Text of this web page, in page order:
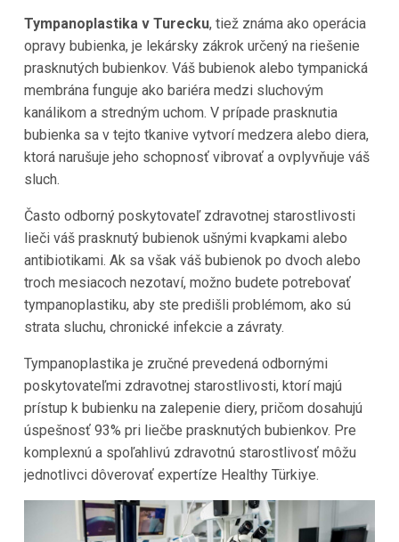
Tympanoplastika v Turecku, tiež známa ako operácia
opravy bubienka, je lekársky zákrok určený na riešenie
prasknutých bubienkov. Váš bubienok alebo tympanická
membrána funguje ako bariéra medzi sluchovým
kanálikom a stredným uchom. V prípade prasknutia
bubienka sa v tejto tkanive vytvorí medzera alebo diera,
ktorá narušuje jeho schopnosť vibrovať a ovplyvňuje váš
sluch.
Často odborný poskytovateľ zdravotnej starostlivosti
lieči váš prasknutý bubienok ušnými kvapkami alebo
antibiotikami. Ak sa však váš bubienok po dvoch alebo
troch mesiacoch nezotaví, možno budete potrebovať
tympanoplastiku, aby ste predišli problémom, ako sú
strata sluchu, chronické infekcie a závraty.
Tympanoplastika je zručné prevedená odbornými
poskytovateľmi zdravotnej starostlivosti, ktorí majú
prístup k bubienku na zalepenie diery, pričom dosahujú
úspešnosť 93% pri liečbe prasknutých bubienkov. Pre
komplexnú a spoľahlivú zdravotnú starostlivosť môžu
jednotlivci dôverovať expertíze Healthy Türkiye.